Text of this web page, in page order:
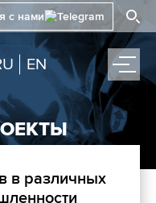
с нами
EN
в различных